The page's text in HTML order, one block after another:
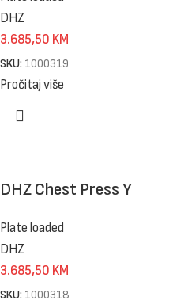
DHZ
3.685,50 KM
SKU: 1000319
Pročitaj više
DHZ Chest Press Y
Plate loaded
DHZ
3.685,50 KM
SKU: 1000318